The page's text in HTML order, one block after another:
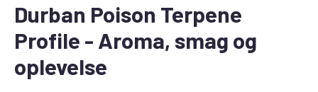
Durban Poison Terpene
Profile - Aroma, smag og
oplevelse